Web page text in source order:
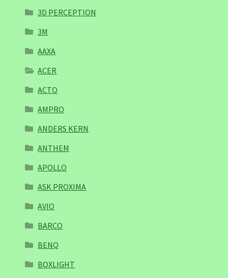
3D PERCEPTION
3M
AAXA
ACER
ACTO
AMPRO
ANDERS KERN
ANTHEM
APOLLO
ASK PROXIMA
AVIO
BARCO
BENQ
BOXLIGHT